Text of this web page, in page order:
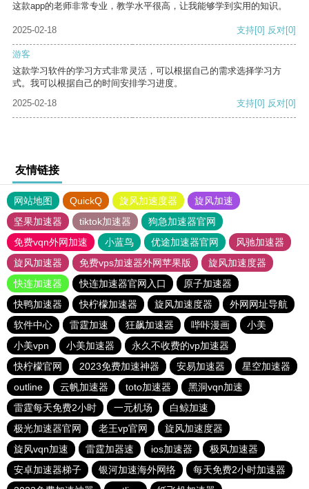
这款app的老师非常专业，教学水平很高，让我能够学到实用的知识。
2025-02-18 支持[0] 反对[0]
游客
这款学习软件的学习方式非常灵活，可以根据自己的需求选择学习方
式。我可以根据自己的时间安排学习进度。
2025-02-18
支持[0] 反对[0]
友情链接
网站地图 QuickQ 旋风加速度器
旋风加速
坚果加速器
tiktok加速器
狗急加速器官网
免费vqn外网加速
小蓝鸟 优途加速器官网
风驰加速器
旋风加速器
免费vps加速器外网苹果版
旋风加速度器
快连加速器
快连加速器官网入口
原子加速器
快鸭加速器
快柠檬加速器 旋风加速度器
外网网址导航
软件中心
雷霆加速 狂飙加速器 哔咔漫画
小美
小美vpn
小美加速器
永久不收费的vp加速器
快柠檬官网
2023免费加速神器 安易加速器
星空加速器
outline
云帆加速器 toto加速器
黑洞vqn加速
雷霆每天免费2小时
一元机场
白鲸加速
极光加速器官网
老王vp官网
旋风加速度器
旋风vqn加速
雷霆加器速 ios加速器
极风加速器
安卓加速器梯子
银河加速海外网络
每天免费2小时加速器